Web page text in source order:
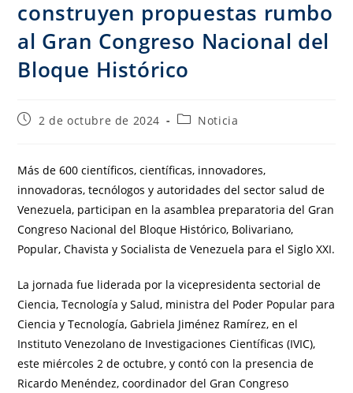
construyen propuestas rumbo
al Gran Congreso Nacional del
Bloque Histórico
2 de octubre de 2024 Noticia
Más de 600 científicos, científicas, innovadores,
innovadoras, tecnólogos y autoridades del sector salud de
Venezuela, participan en la asamblea preparatoria del Gran
Congreso Nacional del Bloque Histórico, Bolivariano,
Popular, Chavista y Socialista de Venezuela para el Siglo XXI.
La jornada fue liderada por la vicepresidenta sectorial de
Ciencia, Tecnología y Salud, ministra del Poder Popular para
Ciencia y Tecnología, Gabriela Jiménez Ramírez, en el
Instituto Venezolano de Investigaciones Científicas (IVIC),
este miércoles 2 de octubre, y contó con la presencia de
Ricardo Menéndez, coordinador del Gran Congreso